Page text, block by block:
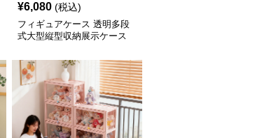
¥6,080 (税込)
フィギュアケース 透明多段
式大型縦型収納展示ケース